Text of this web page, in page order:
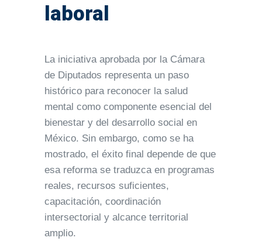
laboral
La iniciativa aprobada por la Cámara
de Diputados representa un paso
histórico para reconocer la salud
mental como componente esencial del
bienestar y del desarrollo social en
México. Sin embargo, como se ha
mostrado, el éxito final depende de que
esa reforma se traduzca en programas
reales, recursos suficientes,
capacitación, coordinación
intersectorial y alcance territorial
amplio.